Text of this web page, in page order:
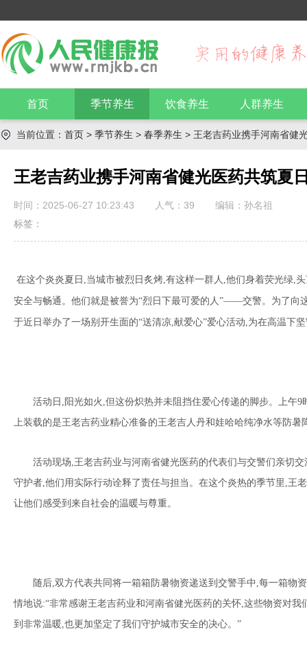
首页 季节养生 饮食养生 人群养生
当前位置： 首页 > 季节养生 > 春季养生 > 王老吉药业携手河南省健
王老吉药业携手河南省健光医药共筑夏
时间：2025-06-27 10:23:43 人气： 39
编辑：孙名祖
标签：
在这个炎炎夏日,当城市被烈日炙烤,有这样一群人,他们身着荧光绿,
安全与畅通。他们就是被誉为“烈日下最可爱的人”——交警。为了向
于近日举办了一场别开生面的“送清凉,献爱心”爱心活动,为在高温下
活动日,阳光如火,但这份炽热并未阻挡住爱心传递的脚步。上午
上装载的是王老吉药业精心准备的王老吉人丹和娃哈哈纯净水等防
活动现场,王老吉药业与河南省健光医药的代表们与交警们亲切
守护者,他们用实际行动诠释了责任与担当。在这个炎热的季节里,王
让他们感受到来自社会的温暖与尊重。
随后,双方代表共同将一箱箱防暑物资递送到交警手中,每一箱物
情地说:“非常感谢王老吉药业和河南省健光医药的关怀,这些物资对
到非常温暖,也更加坚定了我们守护城市安全的决心。”